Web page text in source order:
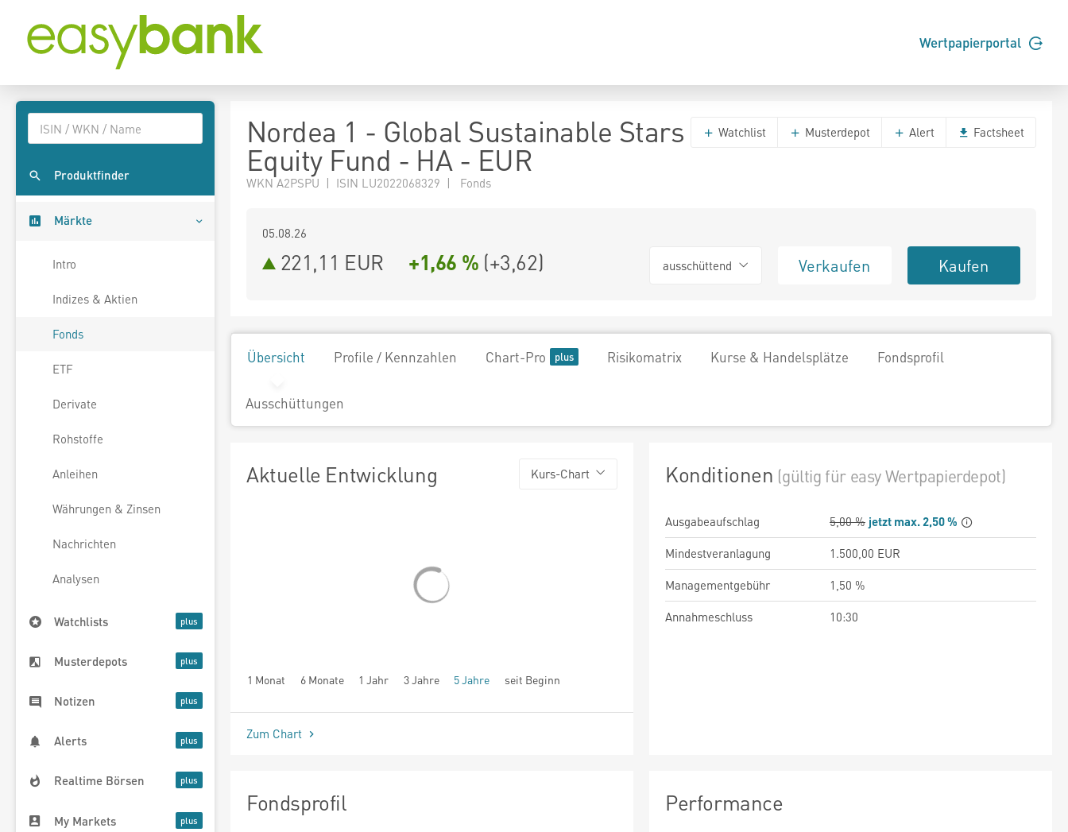
Wertpapierportal
Produktfinder
Märkte
Intro
Indizes & Aktien
Fonds
ETF
Derivate
Rohstoffe
Anleihen
Währungen & Zinsen
Nachrichten
Analysen
Watchlists
Musterdepots
Notizen
Alerts
Realtime Börsen
My Markets
Nordea 1 - Global Sustainable Stars
Equity Fund - HA - EUR
WKN A2PSPU | ISIN LU2022068329 | Fonds
Watchlist Musterdepot Alert Factsheet
05.08.26
221,11 EUR +1,66 % (+3,62) ausschüttend Verkaufen Kaufen
Übersicht Profile / Kennzahlen Chart-Pro Risikomatrix Kurse & Handelsplätze Fondsprofil
Ausschüttungen
Aktuelle Entwicklung Kurs-Chart
1 Monat 6 Monate 1 Jahr 3 Jahre 5 Jahre seit Beginn
Zum Chart
Konditionen (gültig für easy Wertpapierdepot)
Ausgabeaufschlag 5,00 % jetzt max. 2,50 %
Mindestveranlagung
1.500,00 EUR
Managementgebühr
1,50 %
Annahmeschluss
10:30
Fondsprofil Performance